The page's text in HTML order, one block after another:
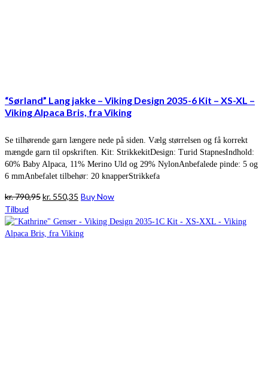
“Sørland” Lang jakke – Viking Design 2035-6 Kit – XS-XL –
Viking Alpaca Bris, fra Viking
Se tilhørende garn længere nede på siden. Vælg størrelsen og få korrekt
mængde garn til opskriften. Kit: StrikkekitDesign: Turid StapnesIndhold:
60% Baby Alpaca, 11% Merino Uld og 29% NylonAnbefalede pinde: 5 og
6 mmAnbefalet tilbehør: 20 knapperStrikkefa
kr.790,95Den
pris
var:
kr. 550,35 Den
pris
er:
Buy Now
Tilbud